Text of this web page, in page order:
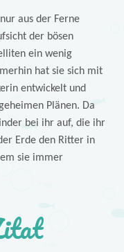
aus der Ferne
der bösen
ein wenig
hat sie sich mit
entwickelt und
Plänen. Da
bei ihr auf, die ihr
Erde den Ritter in
sie immer